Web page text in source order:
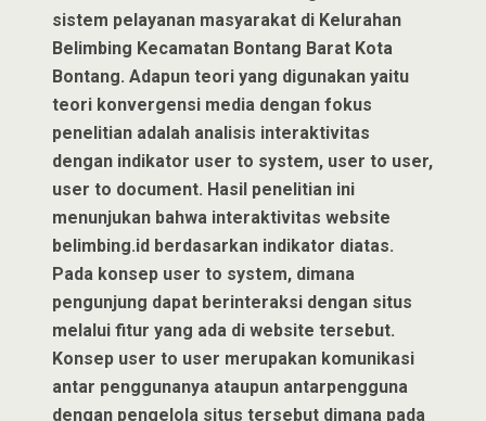
sistem pelayanan masyarakat di Kelurahan
Belimbing Kecamatan Bontang Barat Kota
Bontang. Adapun teori yang digunakan yaitu
teori konvergensi media dengan fokus
penelitian adalah analisis interaktivitas
dengan indikator user to system, user to user,
user to document. Hasil penelitian ini
menunjukan bahwa interaktivitas website
belimbing.id berdasarkan indikator diatas.
Pada konsep user to system, dimana
pengunjung dapat berinteraksi dengan situs
melalui fitur yang ada di website tersebut.
Konsep user to user merupakan komunikasi
antar penggunanya ataupun antarpengguna
dengan pengelola situs tersebut dimana pada